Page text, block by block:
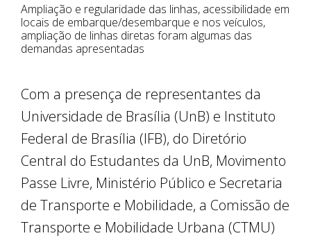
Ampliação e regularidade das linhas, acessibilidade em
locais de embarque/desembarque e nos veículos,
ampliação de linhas diretas foram algumas das
demandas apresentadas
Com a presença de representantes da
Universidade de Brasília (UnB) e Instituto
Federal de Brasília (IFB), do Diretório
Central do Estudantes da UnB, Movimento
Passe Livre, Ministério Público e Secretaria
de Transporte e Mobilidade, a Comissão de
Transporte e Mobilidade Urbana (CTMU)